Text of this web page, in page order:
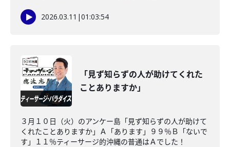
2026.03.11 |01:03:54
「見ず知らずの人が助けてくれた
ことありますか」
３月１０日（火）のアンケー島「見ず知らずの人が助けて
くれたことありますか」Ａ「あります」９９％Ｂ「ないで
す」１１％ティーサージ的沖縄の普通はＡでした！